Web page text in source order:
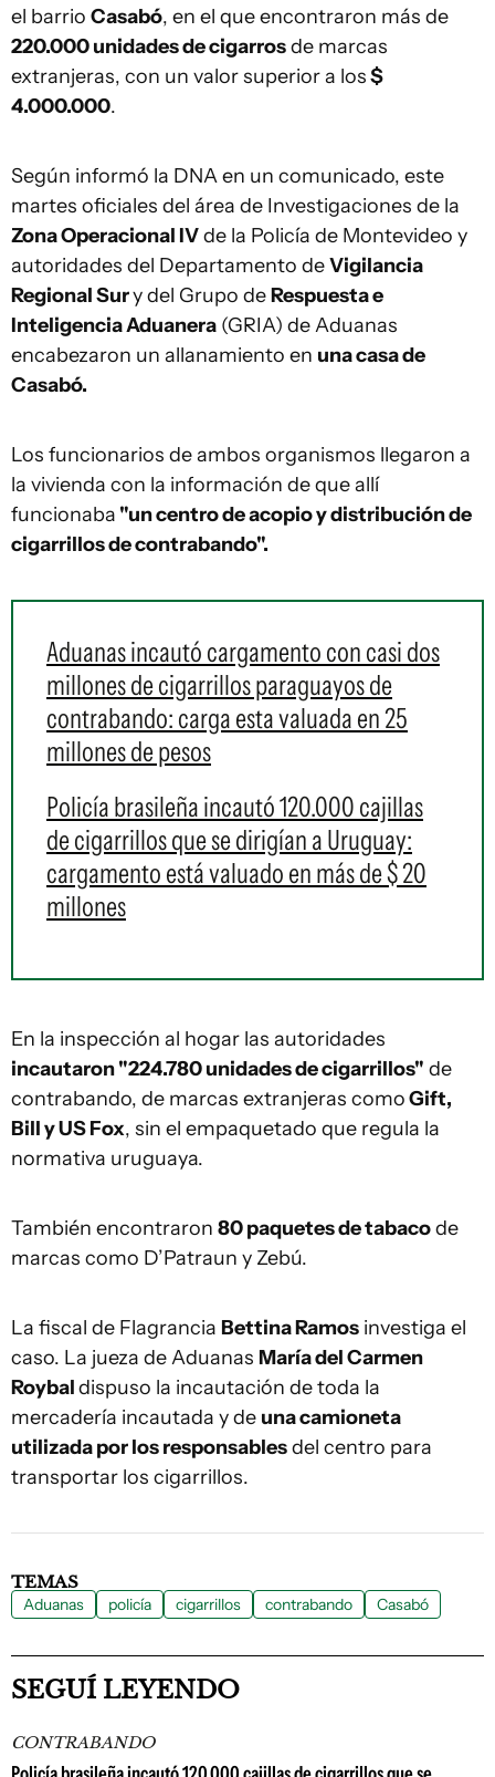
el barrio Casabó, en el que encontraron más de
220.000 unidades de cigarrosde marcas
extranjeras, con un valor superior a los$
4.000.000.
Según informó la DNA en un comunicado, este
martes oficiales del área de Investigaciones de la
Zona Operacional IVde la Policía de Montevideo y
autoridades del Departamento deVigilancia
Regional Sury del Grupo deRespuesta e
Inteligencia Aduanera (GRIA) de Aduanas
encabezaron un allanamiento en una casa de
Casabó.
Los funcionarios de ambos organismos llegaron a
la vivienda con la información de que allí
funcionaba "un centro de acopio y distribución de
cigarrillos de contrabando".
Aduanas incautó cargamento con casi dos
millones de cigarrillos paraguayos de
contrabando: carga esta valuada en 25
millones de pesos
Policía brasileña incautó 120.000 cajillas
de cigarrillos que se dirigían a Uruguay:
cargamento está valuado en más de $ 20
millones
En la inspección al hogar las autoridades
incautaron "224.780 unidades de cigarrillos" de
contrabando, de marcas extranjeras comoGift,
Bill y US Fox, sin el empaquetado que regula la
normativa uruguaya.
También encontraron 80 paquetes de tabacode
marcas como D’Patraun y Zebú.
La fiscal de Flagrancia Bettina Ramos investiga el
caso. La jueza de Aduanas María del Carmen
Roybaldispuso la incautación de toda la
mercadería incautada y de una camioneta
utilizada por los responsablesdel centro para
transportar los cigarrillos.
TEMAS
Aduanas policía cigarrillos contrabando Casabó
SEGUÍ LEYENDO
CONTRABANDO